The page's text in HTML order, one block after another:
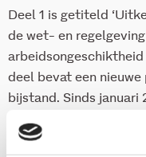
Deel 1 is getiteld
de wet- en
deel bevat een
bijstand. Sinds januari
bijstandsgerechtigden.